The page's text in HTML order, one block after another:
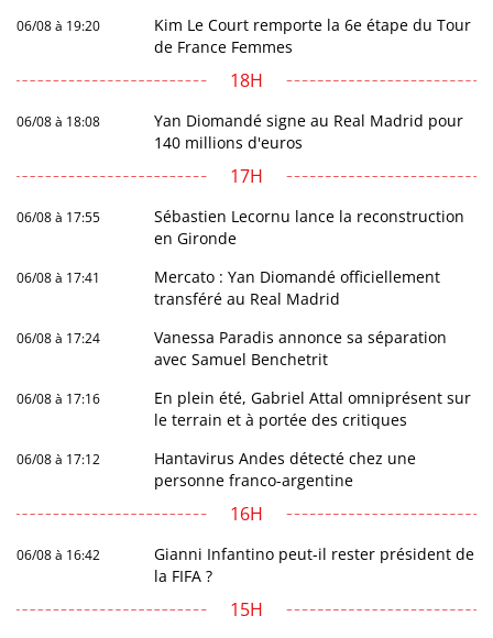
06/08 à 19:20
Kim Le Court remporte la 6e étape du Tour
de France Femmes
18H
06/08 à 18:08
Yan Diomandé signe au Real Madrid pour
140 millions d'euros
17H
06/08 à 17:55
Sébastien Lecornu lance la reconstruction
en Gironde
06/08 à 17:41
Mercato : Yan Diomandé officiellement
transféré au Real Madrid
06/08 à 17:24
Vanessa Paradis annonce sa séparation
avec Samuel Benchetrit
06/08 à 17:16
En plein été, Gabriel Attal omniprésent sur
le terrain et à portée des critiques
06/08 à 17:12
Hantavirus Andes détecté chez une
personne franco-argentine
16H
06/08 à 16:42
Gianni Infantino peut-il rester président de
la FIFA ?
15H